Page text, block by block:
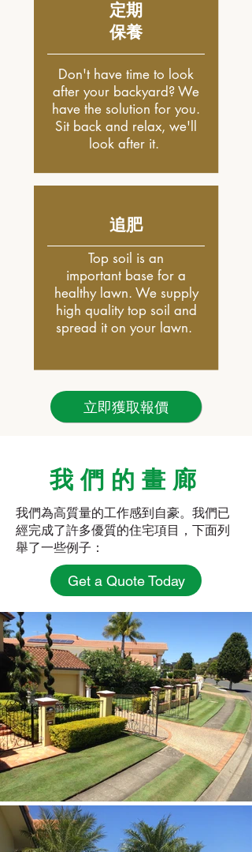
定期
保養
Don't have time to look
after your backyard? We
have the solution for you.
Sit back and relax, we'll
look after it.
追肥
Top soil is an
important base for a
healthy lawn. We supply
high quality top soil and
spread it on your lawn.
立即獲取報價
我們的畫廊
我們為高質量的工作感到自豪。我們已
經完成了許多優質的住宅項目，下面列
舉了一些例子：
Get a Quote Today